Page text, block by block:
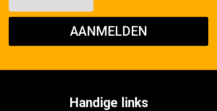
AANMELDEN
Handige links